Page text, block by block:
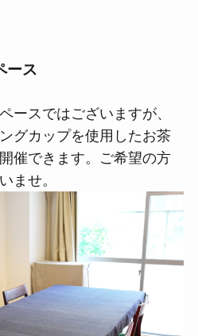
ース
ースではございますが、
グカップを使用したお茶
催できます。ご希望の方
ませ。